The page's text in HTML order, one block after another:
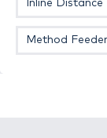
Inline
Method